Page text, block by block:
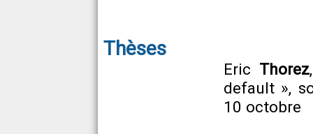
Thèses
Eric Thorez
default »,
10 octobre